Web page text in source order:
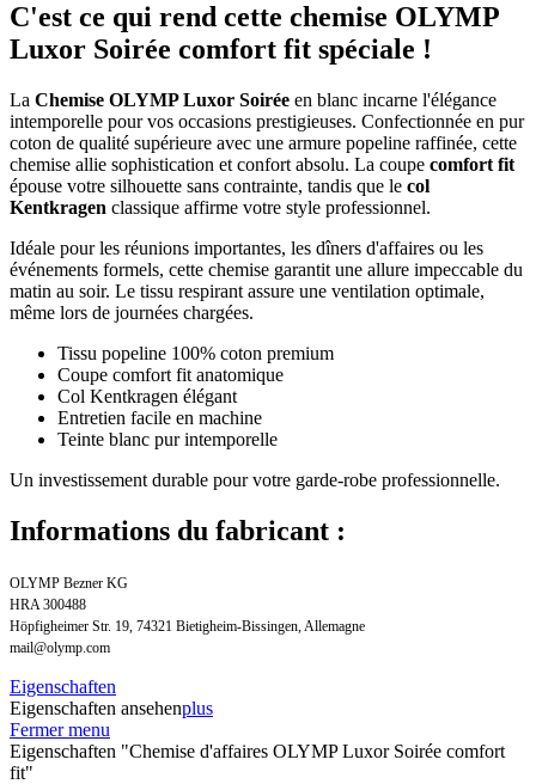
C'est ce qui rend cette chemise OLYMP
Luxor Soirée comfort fit spéciale !
La Chemise OLYMP Luxor Soirée en blanc incarne l'élégance
intemporelle pour vos occasions prestigieuses. Confectionnée en pur
coton de qualité supérieure avec une armure popeline raffinée, cette
chemise allie sophistication et confort absolu. La coupe comfort fit
épouse votre silhouette sans contrainte, tandis que le col
Kentkragen classique affirme votre style professionnel.
Idéale pour les réunions importantes, les dîners d'affaires ou les
événements formels, cette chemise garantit une allure impeccable du
matin au soir. Le tissu respirant assure une ventilation optimale,
même lors de journées chargées.
Tissu popeline 100% coton premium
Coupe comfort fit anatomique
Col Kentkragen élégant
Entretien facile en machine
Teinte blanc pur intemporelle
Un investissement durable pour votre garde-robe professionnelle.
Informations du fabricant :
OLYMP Bezner KG
HRA 300488
Höpfigheimer Str. 19, 74321 Bietigheim-Bissingen, Allemagne
mail@olymp.com
Eigenschaften
Eigenschaften ansehenplus
Fermer menu
Eigenschaften "Chemise d'affaires OLYMP Luxor Soirée comfort
fit"